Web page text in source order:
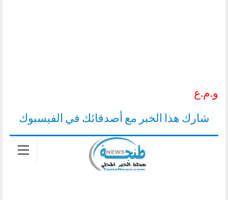
و.م.ع
شارك هذا الخبر مع أصدقائك في الفيسبوك